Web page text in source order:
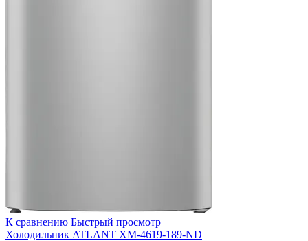
К сравнению Быстрый просмотр
Холодильник ATLANT ХМ-4619-189-ND